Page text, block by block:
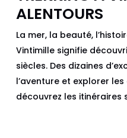
ALENTOURS
La mer, la beauté,
Vintimille signifie
siècles. Des dizaines
l’aventure et explorer
découvrez les itinéraires